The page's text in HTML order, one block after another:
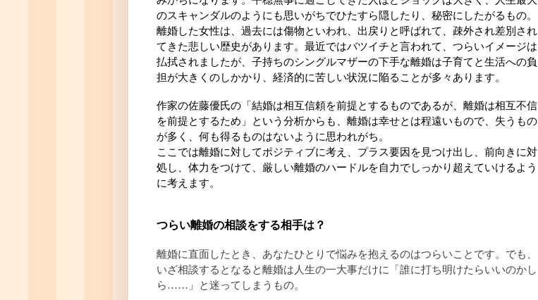
のスキャンダルのようにも思いがちでひたすら隠したり、秘密にしたがるもの。
離婚した女性は、過去には傷物といわれ、出戻りと呼ばれて、疎外され差別され
てきた悲しい歴史があります。最近ではバツイチと言われて、つらいイメージは
払拭されましたが、子持ちのシングルマザーの下手な離婚は子育てと生活への負
担が大きくのしかかり、経済的に苦しい状況に陥ることが多々あります。
作家の佐藤優氏の「結婚は相互信頼を前提とするものであるが、離婚は相互不信
を前提とするため」という分析からも、離婚は幸せとは程遠いもので、失うもの
が多く、何も得るものはないように思われがち。
ここでは離婚に対してポジティブに考え、プラス要因を見つけ出し、前向きに対
処し、体力をつけて、厳しい離婚のハードルを自力でしっかり超えていけるよう
に考えます。
つらい離婚の相談をする相手は？
離婚に直面したとき、あなたひとりで悩みを抱えるのはつらいことです。でも、
いざ相談するとなると離婚は人生の一大事だけに「誰に打ち明けたらいいのかし
ら……」と迷ってしまうもの。